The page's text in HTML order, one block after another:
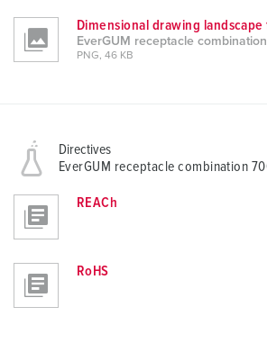
Dimensional drawing
EverGUM receptacle
PNG, 46 KB
Directives
EverGUM receptacle combination
REACh
RoHS